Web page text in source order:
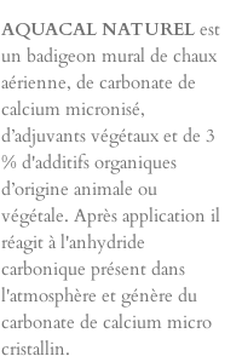
AQUACAL NATUREL est
un badigeon mural de chaux
aérienne, de carbonate de
calcium micronisé,
d’adjuvants végétaux et de 3
% d'additifs organiques
d’origine animale ou
végétale. Après application il
réagit à l'anhydride
carbonique présent dans
l'atmosphère et génère du
carbonate de calcium micro
cristallin.